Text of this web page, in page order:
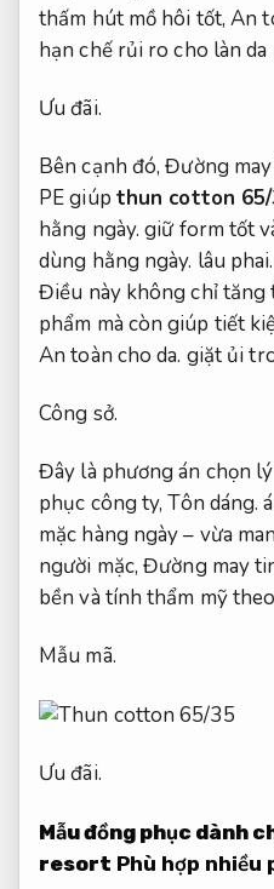
thấm hút mồ hôi tốt,An
hạn chế rủi ro cho làn da
Ưu đãi.
Bên cạnh đó,Đường
PE giúp thun cotton 65/
hằng ngày. giữ form tốt
dùng hằng ngày. lâu phai.
Điều này không chỉ tăng
phẩm mà còn giúp tiết
An toàn cho da. giặt ủi
Công sở.
Đây là phương án chọn
phục công ty,Tôn dáng.
mặc hàng ngày – vừa
người mặc,Đường may
bền và tính thẩm mỹ
Mẫu mã.
Ưu đãi.
Mẫu đồng phục dành
resort Phù hợp nhiều